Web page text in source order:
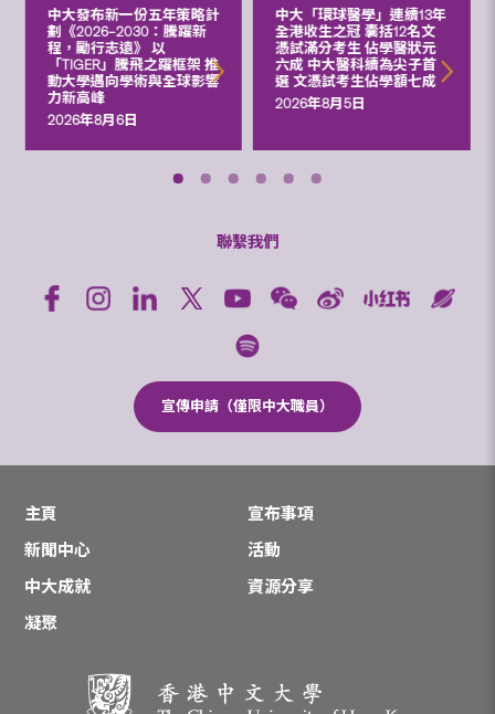
中大發布新一份五年策略計
劃《2026‒2030：騰躍新
程，勵行志遠》 以
「TIGER」騰飛之躍框架 推
動大學邁向學術與全球影響
力新高峰
2026年8月6日
中大「環球醫學」連續13年
全港收生之冠 囊括12名文
憑試滿分考生 佔學醫狀元
六成 中大醫科續為尖子首
選 文憑試考生佔學額七成
2026年8月5日
聯繫我們
宣傳申請（僅限中大職員）
主頁
宣布事項
新聞中心
活動
中大成就
資源分享
凝聚